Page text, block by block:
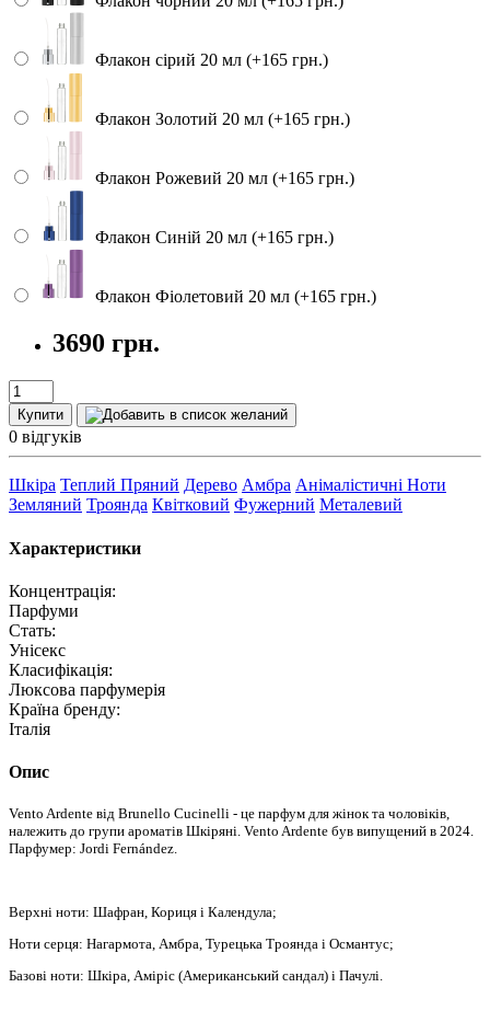
Флакон сірий 20 мл (+165 грн.)
Флакон Золотий 20 мл (+165 грн.)
Флакон Рожевий 20 мл (+165 грн.)
Флакон Синій 20 мл (+165 грн.)
Флакон Фіолетовий 20 мл (+165 грн.)
3690 грн.
Купити
0 відгуків
Шкіра Теплий Пряний Дерево Амбра Анімалістичні Ноти
Земляний Троянда Квітковий Фужерний Металевий
Характеристики
Концентрація:
Парфуми
Стать:
Унісекс
Класифікація:
Люксова парфумерія
Країна бренду:
Італія
Опис
Vento Ardente від Brunello Cucinelli - це парфум для жінок та чоловіків,
належить до групи ароматів Шкіряні. Vento Ardente був випущений в 2024.
Парфумер: Jordi Fernández.
Верхні ноти: Шафран, Кориця і Календула;
Ноти серця: Нагармота, Амбра, Турецька Троянда і Османтус;
Базові ноти: Шкіра, Аміріс (Американський сандал) і Пачулі.